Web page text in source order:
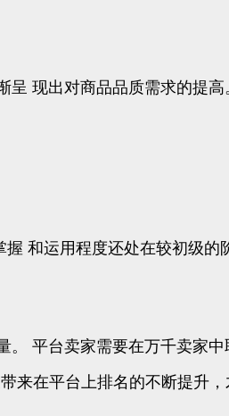
现出对商品品质需求的提
和运用程度还处在较初级的
平台卖家需要在万千卖家
在平台上排名的不断提升，